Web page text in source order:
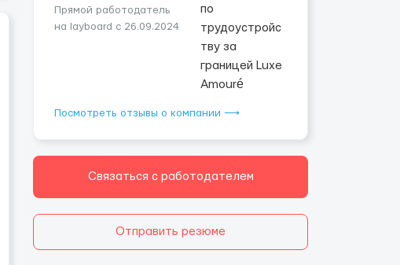
Прямой работодатель
на layboard с 26.09.2024
Посмотреть отзывы о компании ⟶
Связаться с работодателем
Отправить резюме